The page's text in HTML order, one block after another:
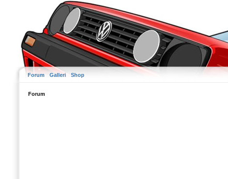
Forum Galleri Shop
Forum